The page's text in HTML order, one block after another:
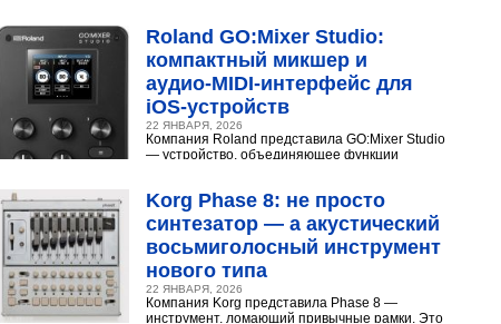
Roland GO:Mixer Studio:
компактный микшер и
аудио‑MIDI‑интерфейс для
iOS‑устройств
22 ЯНВАРЯ, 2026
Компания Roland представила GO:Mixer Studio
— устройство, объединяющее функции
Korg Phase 8: не просто
синтезатор — а акустический
восьмиголосный инструмент
нового типа
22 ЯНВАРЯ, 2026
Компания Korg представила Phase 8 —
инструмент, ломающий привычные рамки. Это